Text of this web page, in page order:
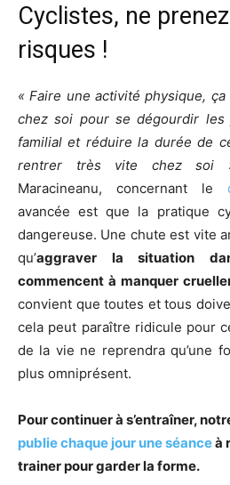
Cyclistes, ne
risques !
« Faire une activité physique,
chez soi pour se dégourdir les
familial et réduire la durée de
rentrer très vite chez soi
Maracineanu, concernant le
avancée est que la pratique
dangereuse. Une chute est vite
qu’aggraver la situation
commencent à manquer
convient que toutes et tous
cela peut paraître ridicule pour
de la vie ne reprendra qu’une
plus omniprésent.
Pour continuer à s’entraîner,
publie chaque jour une séanceà
trainer pour garder la forme.